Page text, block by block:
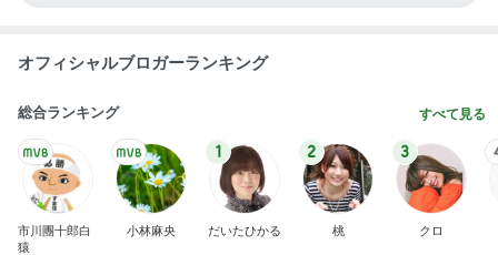
オフィシャルブロガーランキング
総合ランキング すべて見る
市川團十郎白
猿
小林麻央
1
だいたひかる
2
桃
3
クロ